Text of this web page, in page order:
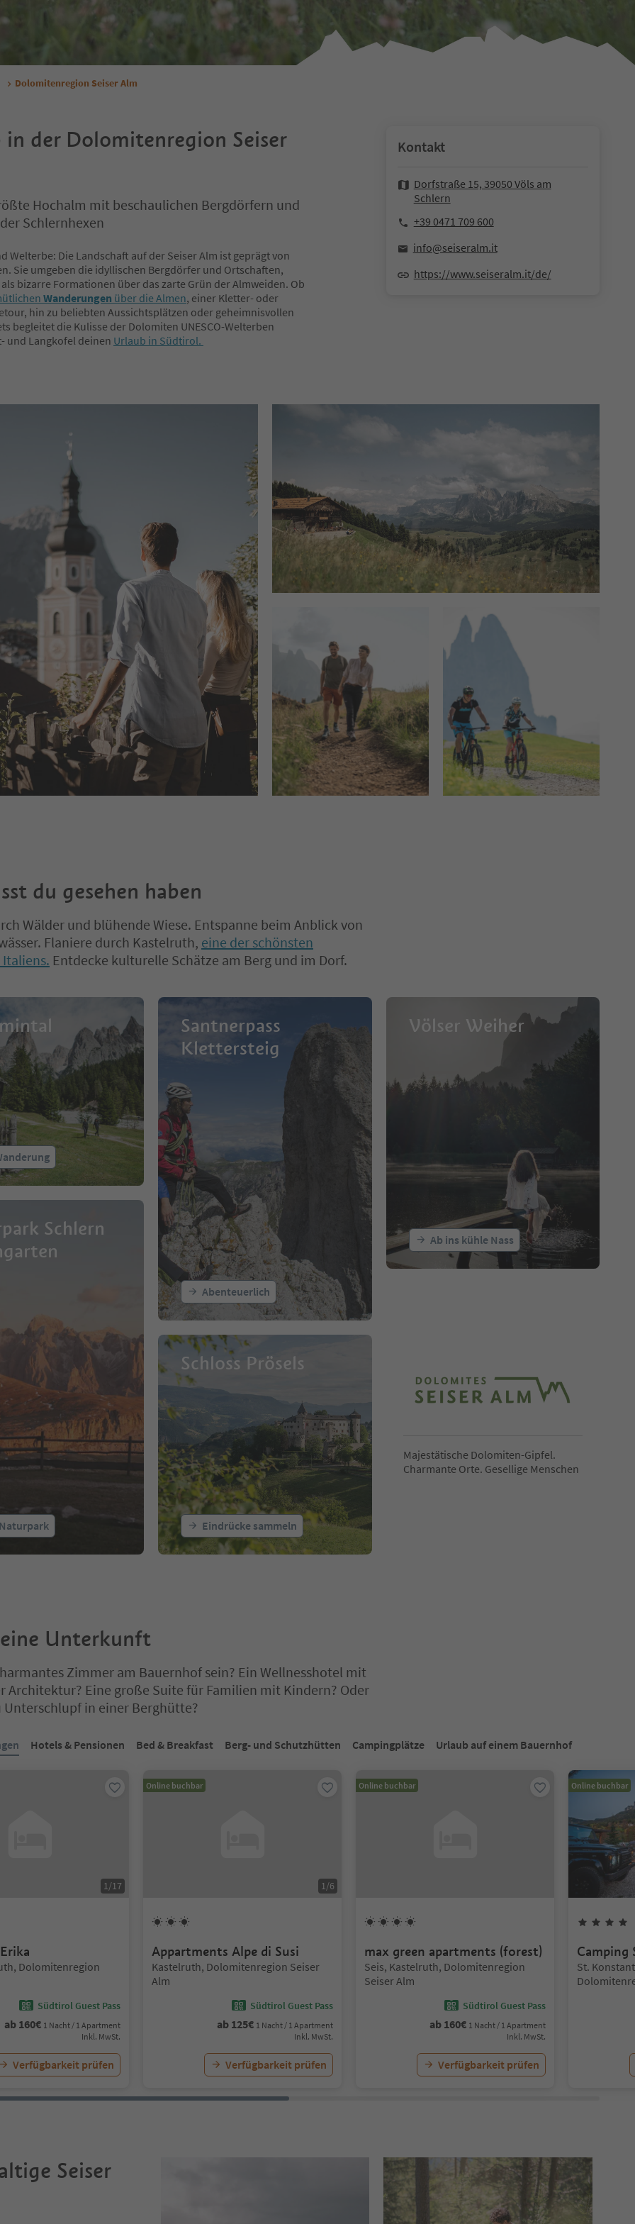
Dolomitenregion Seiser Alm
der Dolomitenregion Seiser
Hochalm mit beschaulichen Bergdörfern und
Schlernhexen
Welterbe: Die Landschaft auf der Seiser Alm ist geprägt von
Sie umgeben die idyllischen Bergdörfer und Ortschaften,
bizarre Formationen über das zarte Grün der Almweiden. Ob
Wanderungen über die Almen, einer Kletter- oder
hin zu beliebten Aussichtsplätzen oder geheimnisvollen
begleitet die Kulisse der Dolomiten UNESCO-Welterben
und Langkofel deinen Urlaub in Südtirol.
Kontakt
Dorfstraße 15, 39050 Völs am
Schlern
+39 0471 709 600
info@seiseralm.it
https://www.seiseralm.it/de/
du gesehen haben
Wälder und blühende Wiese. Entspanne beim Anblick von
Flaniere durch Kastelruth, eine der schönsten
Entdecke kulturelle Schätze am Berg und im Dorf.
Schlern
Santnerpass
Klettersteig
Abenteuerlich
Schloss Prösels
Eindrücke sammeln
Völser Weiher
Ab ins kühle Nass
Majestätische Dolomiten-Gipfel.
Charmante Orte. Gesellige Menschen
Unterkunft
Zimmer am Bauernhof sein? Ein Wellnesshotel mit
Architektur? Eine große Suite für Familien mit Kindern? Oder
in einer Berghütte?
Hotels & Pensionen Bed & Breakfast Berg- und Schutzhütten Campingplätze Urlaub auf einem Bauernhof
1/17
Dolomitenregion
Südtirol Guest Pass
ab 160€ 1 Nacht / 1 Apartment
Inkl. MwSt.
Verfügbarkeit prüfen
Online buchbar
1/6
Appartments Alpe di Susi
Standort:
Kastelruth, Dolomitenregion Seiser
Alm
Südtirol Guest Pass
ab 125€ 1 Nacht / 1 Apartment
Inkl. MwSt.
Verfügbarkeit prüfen
Online buchbar
max green apartments (forest)
Standort:
Seis, Kastelruth, Dolomitenregion
Seiser Alm
Südtirol Guest Pass
ab 160€ 1 Nacht / 1 Apartment
Inkl. MwSt.
Verfügbarkeit prüfen
Online buchbar
Camping
Standort:
St.
Seiser